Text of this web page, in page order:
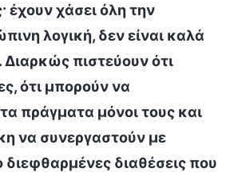
έχουν χάσει όλη την
λογική, δεν είναι καλά
πιστεύουν ότι
ότι μπορούν να
πράγματα μόνοι τους και
να συνεργαστούν με
διαθέσεις που